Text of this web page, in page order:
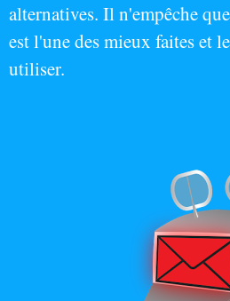
alternatives. Il n'empêche
est l'une des mieux faites et
utiliser.